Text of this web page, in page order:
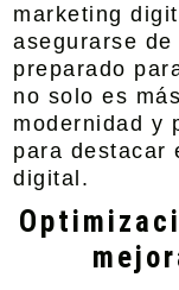
marketing
asegurarse
preparado
no solo es
modernidad y
para destacar
digital.